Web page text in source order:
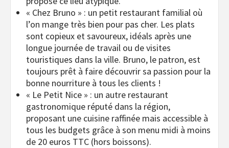
« Chez Bruno » : un petit restaurant familial où
l’on mange très bien pour pas cher. Les plats
sont copieux et savoureux, idéals après une
longue journée de travail ou de visites
touristiques dans la ville. Bruno, le patron, est
toujours prêt à faire découvrir sa passion pour la
bonne nourriture à tous les clients !
« Le Petit Nice » : un autre restaurant
gastronomique réputé dans la région,
proposant une cuisine raffinée mais accessible à
tous les budgets grâce à son menu midi à moins
de 20 euros TTC (hors boissons).